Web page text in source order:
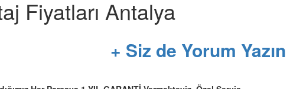
Fiyatları Antalya
+ Siz de Yorum Yazın